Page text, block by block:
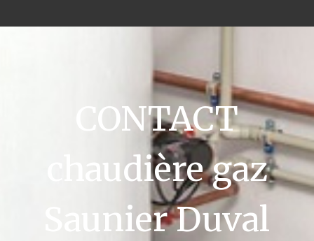
CONTACT
chaudière gaz
Saunier Duval